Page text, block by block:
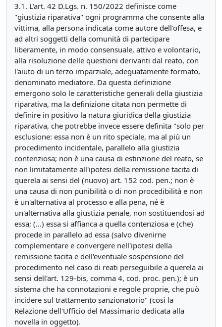
3.1. L'art. 42 D.Lgs. n. 150/2022 definisce come
"giustizia riparativa" ogni programma che consente alla
vittima, alla persona indicata come autore dell'offesa, e
ad altri soggetti della comunità di partecipare
liberamente, in modo consensuale, attivo e volontario,
alla risoluzione delle questioni derivanti dal reato, con
l'aiuto di un terzo imparziale, adeguatamente formato,
denominato mediatore. Da questa definizione
emergono solo le caratteristiche generali della giustizia
riparativa, ma la definizione citata non permette di
definire in positivo la natura giuridica della giustizia
riparativa, che potrebbe invece essere definita "solo per
esclusione: essa non è un rito speciale, ma al più un
procedimento incidentale, parallelo alla giustizia
contenziosa; non è una causa di estinzione del reato, se
non limitatamente all'ipotesi della remissione tacita di
querela ai sensi del (nuovo) art. 152 cod. pen.; non è
una causa di non punibilità o di non procedibilità e non
è un'alternativa al processo e alla pena, né è
un'alternativa alla giustizia penale, non sostituendosi ad
essa; (...) essa si affianca a quella contenziosa e (che)
procede in parallelo ad essa (salvo divenirne
complementare e convergere nell'ipotesi della
remissione tacita e dell'eventuale sospensione del
procedimento nel caso di reati perseguibile a querela ai
sensi dell'art. 129-bis, comma 4, cod. proc. pen.); è un
sistema che ha connotazioni e regole proprie, che può
incidere sul trattamento sanzionatorio" (così la
Relazione dell'Ufficio del Massimario dedicata alla
novella in oggetto).